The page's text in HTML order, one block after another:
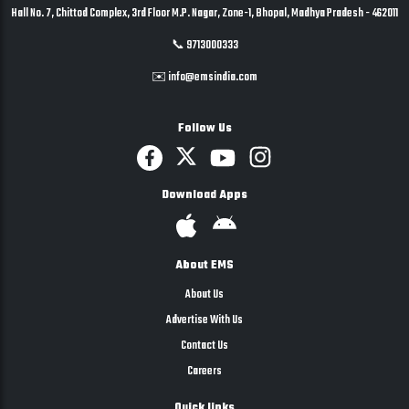
Hall No. 7, Chittod Complex, 3rd Floor M.P. Nagar, Zone-1, Bhopal, Madhya Pradesh - 462011
📞 9713000333
✉️ info@emsindia.com
Follow Us
Download Apps
About EMS
About Us
Advertise With Us
Contact Us
Careers